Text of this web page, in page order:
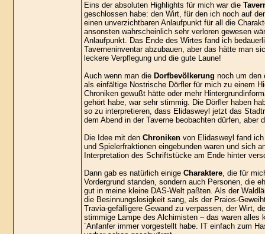
Eins der absoluten Highlights für mich war die
geschlossen habe: den Wirt, für den ich noch auf
einen unverzichtbaren Anlaufpunkt für all die
ansonsten wahrscheinlich sehr verloren gewesen
Anlaufpunkt. Das Ende des Wirtes fand ich
Taverneninventar abzubauen, aber das hätte man
leckere Verpflegung und die gute Laune!
Auch wenn man die Dorfbevölkerung noch um den
als einfältige Nostrische Dörfler für mich zu einem
Chroniken gewußt hätte oder mehr
gehört habe, war sehr stimmig. Die Dörfler haben
so zu interpretieren, dass Elidasweyl jetzt das
dem Abend in der Taverne beobachten dürfen, aber
Die Idee mit den Chronikenvon Elidasweyl fand ich
und Spielerfraktionen eingebunden waren und sich
Interpretation des Schriftstücke am Ende hinter
Dann gab es natürlich einigeCharaktere, die für
Vordergrund standen, sondern auch Personen, die
gut in meine kleine DAS-Welt paßten. Als der
die Besinnungslosigkeit sang, als der Praios-
Travia-gefälligere Gewand zu verpassen, der Wirt,
stimmige Lampe des Alchimisten – das waren alles
´Anfanfer immer vorgestellt habe. IT einfach zum